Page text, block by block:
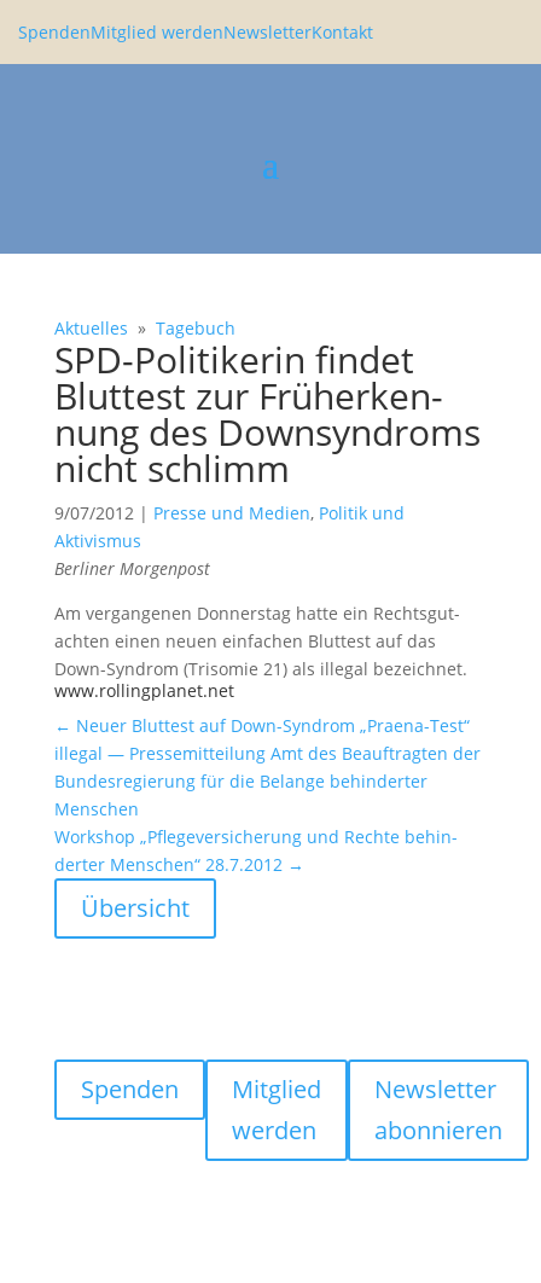
SpendenMitglied werdenNewsletterKontakt
Aktuelles » Tagebuch
SPD-Politi­kerin findet
Bluttest zur Früherken­
nung des Downsyn­droms
nicht schlimm
9/07/2012| Presse und Medien, Politik und
Aktivismus
Berliner Morgen­post
Am vergan­genen Donnerstag hatte ein Rechts­gut­
achten einen neuen einfa­chen Bluttest auf das
Down-Syndrom (Trisomie 21) als illegal bezeichnet.
www.rollingplanet.net
← Neuer Bluttest auf Down-Syndrom „Praena-Test“
illegal — Presse­mit­tei­lung Amt des Beauf­tragten der
Bundes­re­gie­rung für die Belange behin­derter
Menschen
Workshop „Pflege­ver­si­che­rung und Rechte behin­
derter Menschen“ 28.7.2012→
Übersicht
Spenden
Mitglied
werden
Newsletter
abonnieren